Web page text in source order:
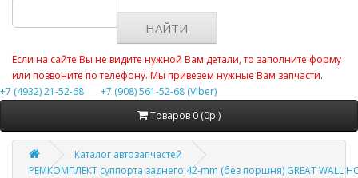
НАЙТИ
Если на сайте Вы не видите нужной Вам детали, то заполните форму
или позвоните по телефону. Мы привезем нужные Вам запчасти.
+7 (4932) 21-52-68
+7 (908) 561-52-68 (Viber)
Товаров 0 (0р.)
Каталог автозапчастей
РЕМКОМПЛЕКТ суппорта заднего 42-mm (без поршня) GREAT WALL